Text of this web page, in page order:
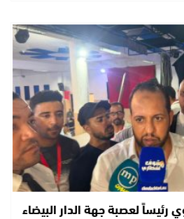
رئيساً لعصبة جهة الدار البيضاء